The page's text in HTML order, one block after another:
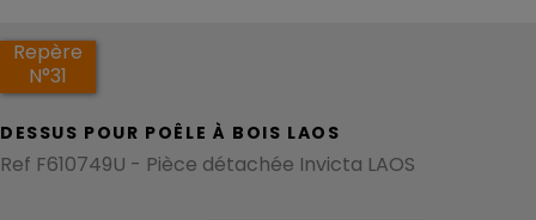
Repère
N°31
DESSUS POUR POÊLE À BOIS LAOS
Ref F610749U - Pièce détachée Invicta LAOS